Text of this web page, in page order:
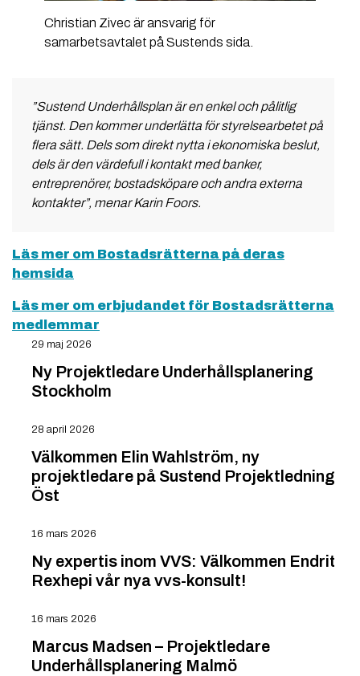
Christian Zivec är ansvarig för
samarbetsavtalet på Sustends sida.
”Sustend Underhållsplan är en enkel och pålitlig
tjänst. Den kommer underlätta för styrelsearbetet på
flera sätt. Dels som direkt nytta i ekonomiska beslut,
dels är den värdefull i kontakt med banker,
entreprenörer, bostadsköpare och andra externa
kontakter”, menar Karin Foors.
Läs mer om Bostadsrätterna på deras
hemsida
Läs mer om erbjudandet för Bostadsrätternas
medlemmar
Ny Projektledare Underhållsplanering
Stockholm
29 maj 2026
Välkommen Elin Wahlström, ny
projektledare på Sustend Projektledning
Öst
28 april 2026
Ny expertis inom VVS: Välkommen Endrit
Rexhepi vår nya vvs-konsult!
16 mars 2026
Marcus Madsen – Projektledare
Underhållsplanering Malmö
16 mars 2026